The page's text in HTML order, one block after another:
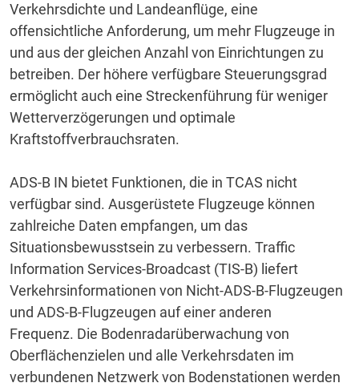
Verkehrsdichte und Landeanflüge, eine
offensichtliche Anforderung, um mehr Flugzeuge in
und aus der gleichen Anzahl von Einrichtungen zu
betreiben. Der höhere verfügbare Steuerungsgrad
ermöglicht auch eine Streckenführung für weniger
Wetterverzögerungen und optimale
Kraftstoffverbrauchsraten.
ADS-B IN bietet Funktionen, die in TCAS nicht
verfügbar sind. Ausgerüstete Flugzeuge können
zahlreiche Daten empfangen, um das
Situationsbewusstsein zu verbessern. Traffic
Information Services-Broadcast (TIS-B) liefert
Verkehrsinformationen von Nicht-ADS-B-Flugzeugen
und ADS-B-Flugzeugen auf einer anderen
Frequenz. Die Bodenradarüberwachung von
Oberflächenzielen und alle Verkehrsdaten im
verbundenen Netzwerk von Bodenstationen werden